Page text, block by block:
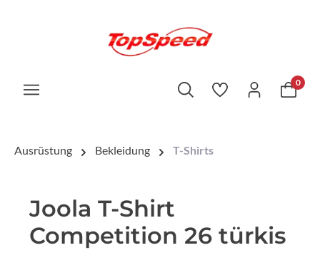
0
Ausrüstung Bekleidung T-Shirts
Joola T-Shirt
Competition 26 türkis